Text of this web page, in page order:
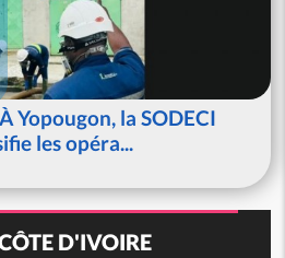
Yopougon, la SODECI
les opéra...
D'IVOIRE